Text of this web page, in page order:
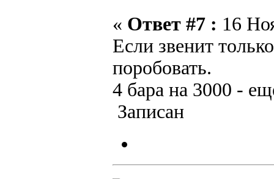
« Ответ #7 : 16
Если звенит
поробовать.
4 бара на 3000 -
Записан